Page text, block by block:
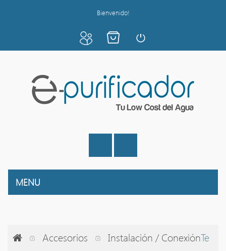
Bienvenido!
MENU
Accesorios Instalación / ConexiónTe